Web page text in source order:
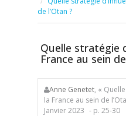
de l’Otan ?
Quelle stratégie
France au sein
Anne Genetet, «
la France au sein de
Janvier 2023 - p. 25-30